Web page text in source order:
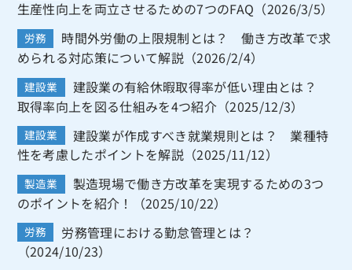
生産性向上を両立させるための7つのFAQ（2026/3/5）
労務
時間外労働の上限規制とは？ 働き方改革で求
められる対応策について解説（2026/2/4）
建設業
建設業の有給休暇取得率が低い理由とは？
取得率向上を図る仕組みを4つ紹介（2025/12/3）
建設業
建設業が作成すべき就業規則とは？ 業種特
性を考慮したポイントを解説（2025/11/12）
製造業
製造現場で働き方改革を実現するための3つ
のポイントを紹介！（2025/10/22）
労務
労務管理における勤怠管理とは？
（2024/10/23）